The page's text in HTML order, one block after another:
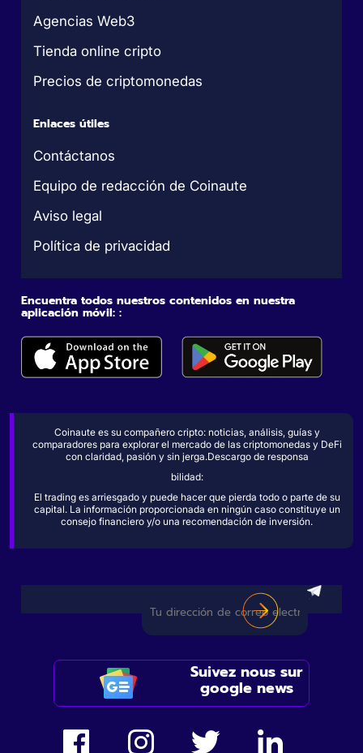
Agencias Web3
Tienda online cripto
Precios de criptomonedas
Enlaces útiles
Contáctanos
Equipo de redacción de Coinaute
Aviso legal
Política de privacidad
Encuentra todos nuestros contenidos en nuestra
aplicación móvil: :
Coinaute es su compañero cripto: noticias, análisis, guías y
comparadores para explorar el mercado de las criptomonedas y DeFi
con claridad, pasión y sin jerga.Descargo de responsa
bilidad:
El trading es arriesgado y puede hacer que pierda todo o parte de su
capital. La información proporcionada en ningún caso constituye un
consejo financiero y/o una recomendación de inversión.
Suivez nous sur
google news